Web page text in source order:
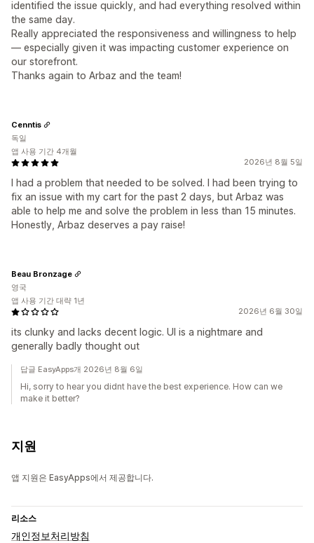
identified the issue quickly, and had everything resolved within
the same day.
Really appreciated the responsiveness and willingness to help
— especially given it was impacting customer experience on
our storefront.
Thanks again to Arbaz and the team!
2026년 8월 5일
I had a problem that needed to be solved. I had been trying to
fix an issue with my cart for the past 2 days, but Arbaz was
able to help me and solve the problem in less than 15 minutes.
Honestly, Arbaz deserves a pay raise!
Cenntis
독일
앱 사용 기간 4개월
2026년 6월 30일
its clunky and lacks decent logic. UI is a nightmare and
generally badly thought out
Beau Bronzage
영국
앱 사용 기간 대략 1년
답글 EasyApps개 2026년 8월 6일
Hi, sorry to hear you didnt have the best experience. How can we
make it better?
지원
앱 지원은 EasyApps에서 제공합니다.
리소스
개인정보처리방침